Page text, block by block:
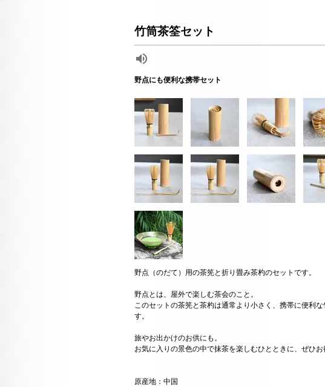
竹筒茶筌セット
野点にも便利な携帯セット
野点（のだて）用の茶筅と折り畳み茶杓のセットです。
野点とは、屋外で楽しむ茶会のこと。
このセットの茶筅と茶杓は通常より小さく、携帯に便利
す。
旅やお出かけのお供にも。
お気に入りの景色の中で抹茶を楽しむひとときに、ぜひお
原産地：中国